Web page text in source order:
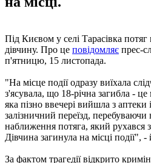
Під Києвом у селі Тарасівка
дівчину. Про це повідомляє прес-
п'ятницю, 15 листопада.
"На місце події одразу виїхала
з'ясувала, що 18-річна загибла -
яка пізно ввечері вийшла з
залізничний переїзд,
наближення потяга, який рухався
Дівчина загинула на місці події",
За фактом трагедії відкрито